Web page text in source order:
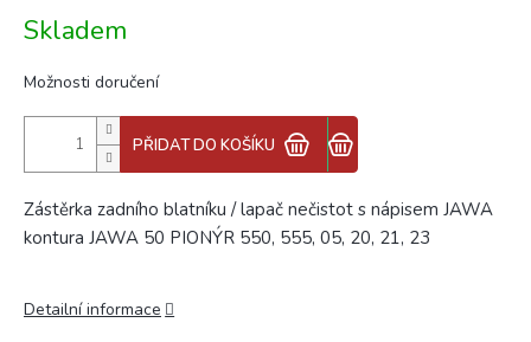
cena:
Skladem
Možnosti doručení
PŘIDAT DO KOŠÍKU
Zástěrka zadního blatníku / lapač nečistot s nápisem JAWA
kontura JAWA 50 PIONÝR 550, 555, 05, 20, 21, 23
Detailní informace